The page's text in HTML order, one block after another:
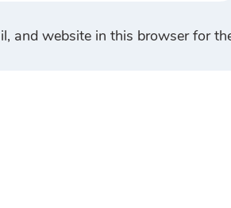
and website in this browser for